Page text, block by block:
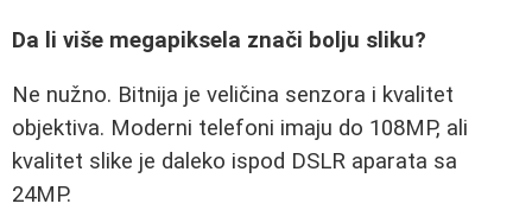
Da li više megapiksela znači bolju sliku?
Ne nužno. Bitnija je veličina senzora i kvalitet
objektiva. Moderni telefoni imaju do 108MP, ali
kvalitet slike je daleko ispod DSLR aparata sa
24MP.